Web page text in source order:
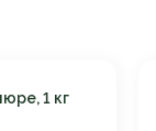
1 кг